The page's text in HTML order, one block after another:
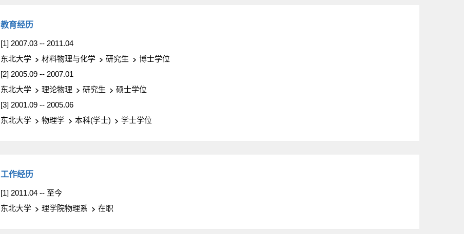
教育经历
[1] 2007.03 -- 2011.04
东北大学
材料物理与化学 研究生
博士学位
[2] 2005.09 -- 2007.01
东北大学
理论物理 研究生
硕士学位
[3] 2001.09 -- 2005.06
东北大学
物理学 本科(学士) 学士学位
工作经历
[1] 2011.04 -- 至今
东北大学
理学院物理系 在职